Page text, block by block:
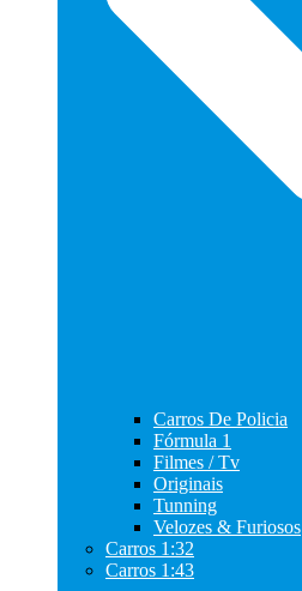
Carros De Policia
Fórmula 1
Filmes / Tv
Originais
Tunning
Velozes & Furiosos
Carros 1:32
Carros 1:43